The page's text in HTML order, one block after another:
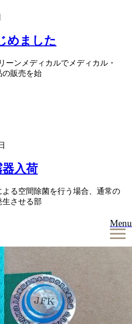
Menu
めました
ーンメディカルでメディカル・
の販売を始
入荷
る空間除菌を行う場合、通常の
生させる部